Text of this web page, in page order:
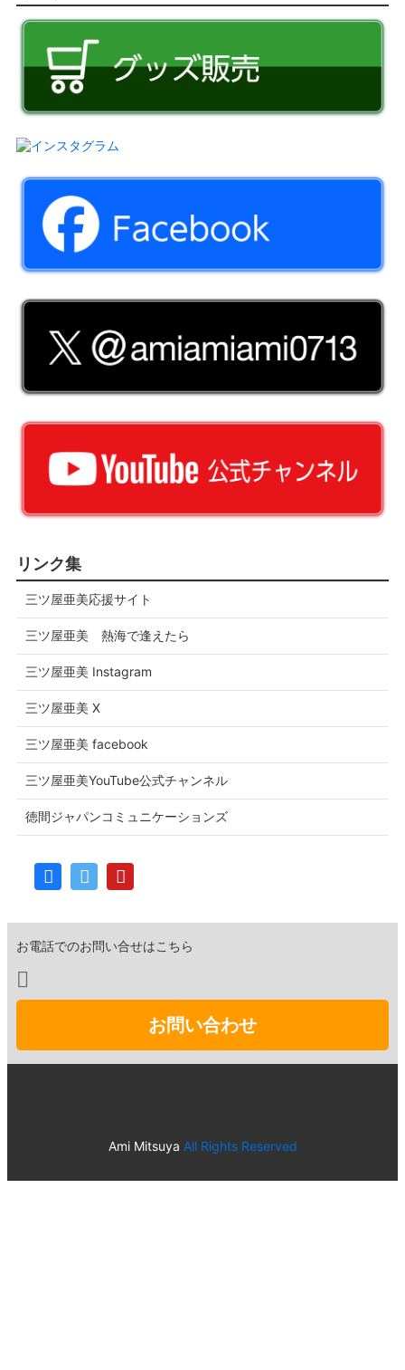
リンク集
三ツ屋亜美応援サイト
三ツ屋亜美 熱海で逢えたら
三ツ屋亜美 Instagram
三ツ屋亜美 X
三ツ屋亜美 facebook
三ツ屋亜美YouTube公式チャンネル
徳間ジャパンコミュニケーションズ
お電話でのお問い合せはこちら
お問い合わせ
Ami Mitsuya All Rights Reserved